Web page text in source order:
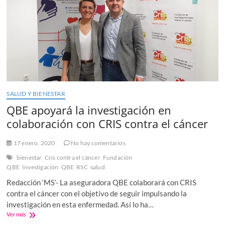
Fondo
CRIS
Investigación
Covid19
SALUD Y BIENESTAR
QBE apoyará la investigación en
colaboración con CRIS contra el cáncer
17 enero, 2020
No hay comentarios
bienestar Cris contra el cáncer Fundación
QBE Investigación QBE RSC salud
Redacción ‘MS’- La aseguradora QBE colaborará con CRIS
contra el cáncer con el objetivo de seguir impulsando la
investigación en esta enfermedad. Así lo ha…
Ver másQBE